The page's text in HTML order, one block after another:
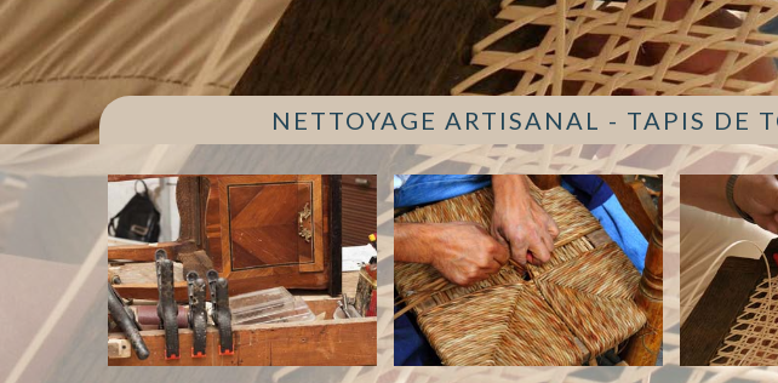
NETTOYAGE ARTISANAL - TAPIS DE